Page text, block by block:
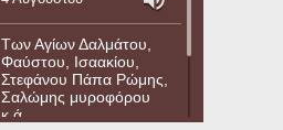
Των Αγίων Δαλμάτου,
Φαύστου, Ισαακίου,
Στεφάνου Πάπα Ρώμης,
Σαλώμης μυροφόρου
κ.ά.